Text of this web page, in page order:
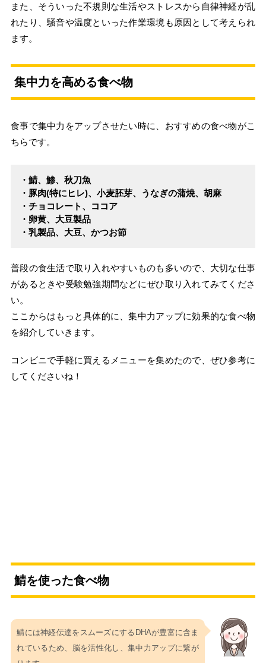
また、そういった不規則な生活やストレスから自律神経が乱
れたり、騒音や温度といった作業環境も原因として考えられ
ます。
集中力を高める食べ物
食事で集中力をアップさせたい時に、おすすめの食べ物がこ
ちらです。
・鯖、鯵、秋刀魚
・豚肉(特にヒレ)、小麦胚芽、うなぎの蒲焼、胡麻
・チョコレート、ココア
・卵黄、大豆製品
・乳製品、大豆、かつお節
普段の食生活で取り入れやすいものも多いので、大切な仕事
があるときや受験勉強期間などにぜひ取り入れてみてくださ
い。
ここからはもっと具体的に、集中力アップに効果的な食べ物
を紹介していきます。
コンビニで手軽に買えるメニューを集めたので、ぜひ参考に
してくださいね！
鯖を使った食べ物
鯖には神経伝達をスムーズにするDHAが豊富に含ま
れているため、脳を活性化し、集中力アップに繋が